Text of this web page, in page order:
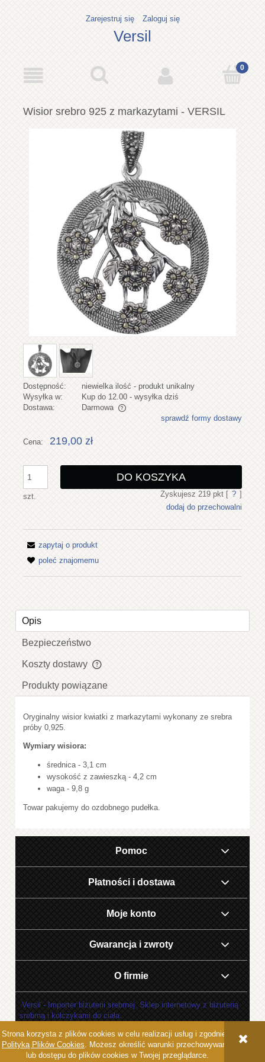
Strona korzysta z plików cookies w celu realizacji usług i zgodnie z
Polityką Plików Cookies. Możesz określić warunki przechowywania
lub dostępu do plików cookies w Twojej przeglądarce.
Zarejestruj się Zaloguj się
Versil
Wisior srebro 925 z markazytami - VERSIL
Dostępność:
niewielka ilość - produkt unikalny
Wysyłka w:
Kup do 12.00 - wysyłka dziś
Dostawa:
Darmowa
Cena nie zawiera ewentualnych kosztów płatności
sprawdź formy dostawy
Cena: 219,00 zł
szt.
DO KOSZYKA
Zyskujesz 219pkt [ ? ]
dodaj do przechowalni
zapytaj o produkt
poleć znajomemu
Opis
Bezpieczeństwo
Koszty dostawy
Cena nie zawiera ewentualnych kosztów płatności
Produkty powiązane
Oryginalny wisior kwiatki z markazytami wykonany ze srebra
próby 0,925.
Wymiary wisiora:
średnica - 3,1 cm
wysokość z zawieszką - 4,2 cm
waga - 9,8 g
Towar pakujemy do ozdobnego pudełka.
Pomoc
Płatności i dostawa
Moje konto
Gwarancja i zwroty
O firmie
Versil - Importer biżuterii srebrnej. Sklep internetowy z biżuterią
srebrną i kolczykami do ciała.
POKAŻ PEŁNĄ WERSJĘ STRONY
Sklep internetowy Shoper.pl